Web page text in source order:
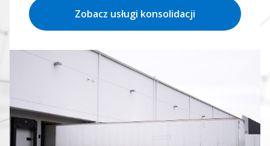
Zobacz usługi konsolidacji